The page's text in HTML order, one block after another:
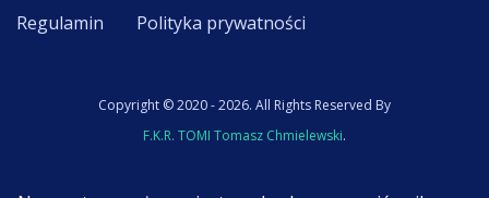
Regulamin Polityka prywatności
Copyright © 2020 - 2026. All Rights Reserved By
F.K.R. TOMI Tomasz Chmielewski.